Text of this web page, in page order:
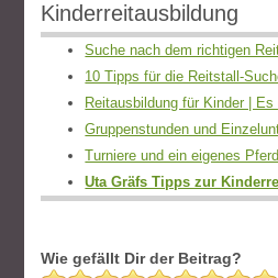
Kinderreitausbildung
Suche nach dem richtigen
10 Tipps für die Reitstall-
Reitausbildung für Kinder | Es
Gruppenstunden und
Turniere und ein eigenes Pferd
Uta Gräfs Tipps zur
Wie gefällt Dir der Beitrag?